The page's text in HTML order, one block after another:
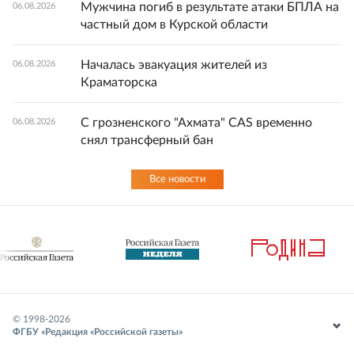
06.08.2026
Мужчина погиб в результате атаки БПЛА на
частный дом в Курской области
06.08.2026
Началась эвакуация жителей из
Краматорска
06.08.2026
С грозненского "Ахмата" CAS временно
снял трансферный бан
Все новости
© 1998-2026
ФГБУ «Редакция «Российской газеты»